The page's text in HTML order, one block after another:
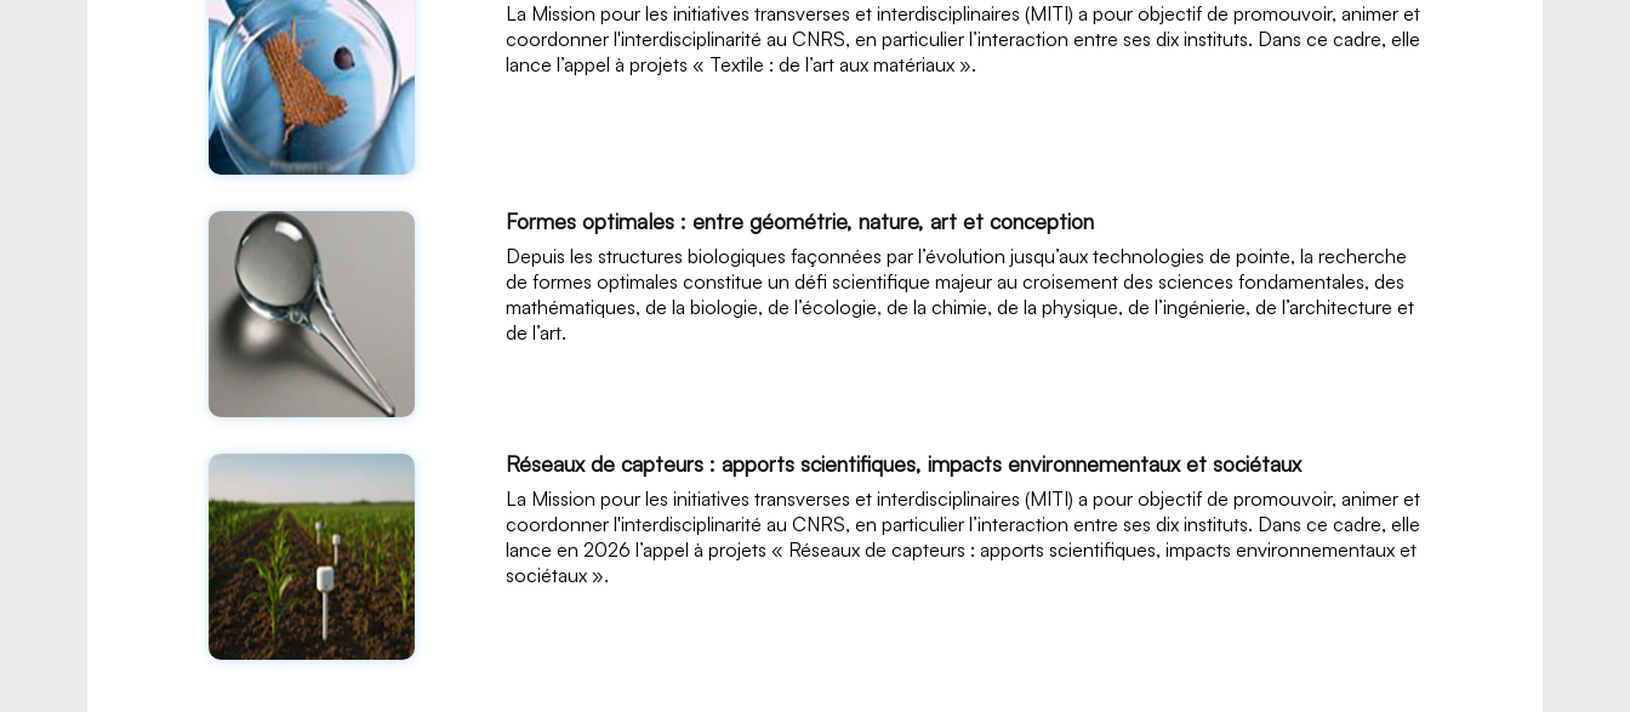
La Mission pour les initiatives transverses et interdisciplinaires (MITI) a pour objectif de promouvoir, animer et
coordonner l'interdisciplinarité au CNRS, en particulier l’interaction entre ses dix instituts. Dans ce cadre, elle
lance l’appel à projets « Textile : de l’art aux matériaux ».
Formes optimales : entre géométrie, nature, art et conception
Depuis les structures biologiques façonnées par l’évolution jusqu’aux technologies de pointe, la recherche
de formes optimales constitue un défi scientifique majeur au croisement des sciences fondamentales, des
mathématiques, de la biologie, de l’écologie, de la chimie, de la physique, de l’ingénierie, de l’architecture et
de l’art.
Réseaux de capteurs : apports scientifiques, impacts environnementaux et sociétaux
La Mission pour les initiatives transverses et interdisciplinaires (MITI) a pour objectif de promouvoir, animer et
coordonner l'interdisciplinarité au CNRS, en particulier l’interaction entre ses dix instituts. Dans ce cadre, elle
lance en 2026 l’appel à projets « Réseaux de capteurs : apports scientifiques, impacts environnementaux et
sociétaux ».